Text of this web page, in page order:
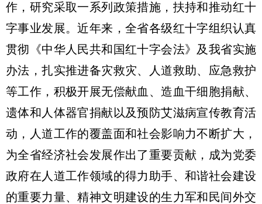
作，研究采取一系列政策措施，扶持和推动红十
字事业发展。近年来，全省各级红十字组织认真
贯彻《中华人民共和国红十字会法》及我省实施
办法，扎实推进备灾救灾、人道救助、应急救护
等工作，积极开展无偿献血、造血干细胞捐献、
遗体和人体器官捐献以及预防艾滋病宣传教育活
动，人道工作的覆盖面和社会影响力不断扩大，
为全省经济社会发展作出了重要贡献，成为党委
政府在人道工作领域的得力助手、和谐社会建设
的重要力量、精神文明建设的生力军和民间外交